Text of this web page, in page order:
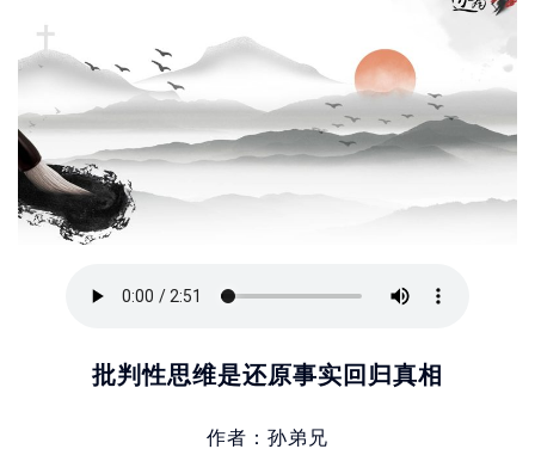
批判性思维是还原事实回归真相
作者：孙弟兄